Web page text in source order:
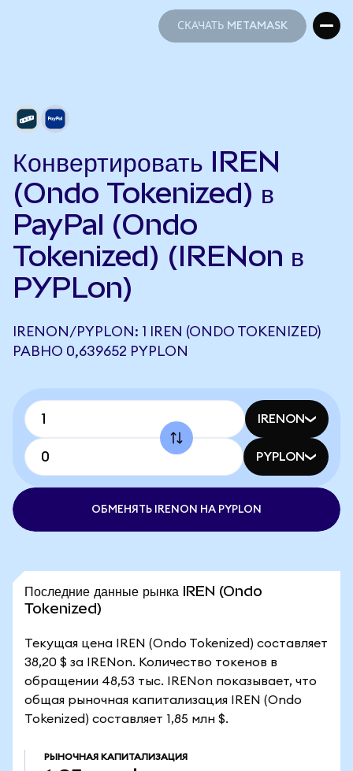
СКАЧАТЬ METAMASK
Конвертировать IREN
(Ondo Tokenized) в
PayPal (Ondo
Tokenized) (IRENon в
PYPLon)
IRENON/PYPLON: 1 IREN (ONDO TOKENIZED)
РАВНО 0,639652 PYPLON
IRENON
PYPLON
ОБМЕНЯТЬ IRENON НА PYPLON
Последние данные рынка IREN (Ondo
Tokenized)
Текущая цена IREN (Ondo Tokenized) составляет
38,20 $ за IRENon. Количество токенов в
обращении 48,53 тыс. IRENon показывает, что
общая рыночная капитализация IREN (Ondo
Tokenized) составляет 1,85 млн $.
РЫНОЧНАЯ КАПИТАЛИЗАЦИЯ